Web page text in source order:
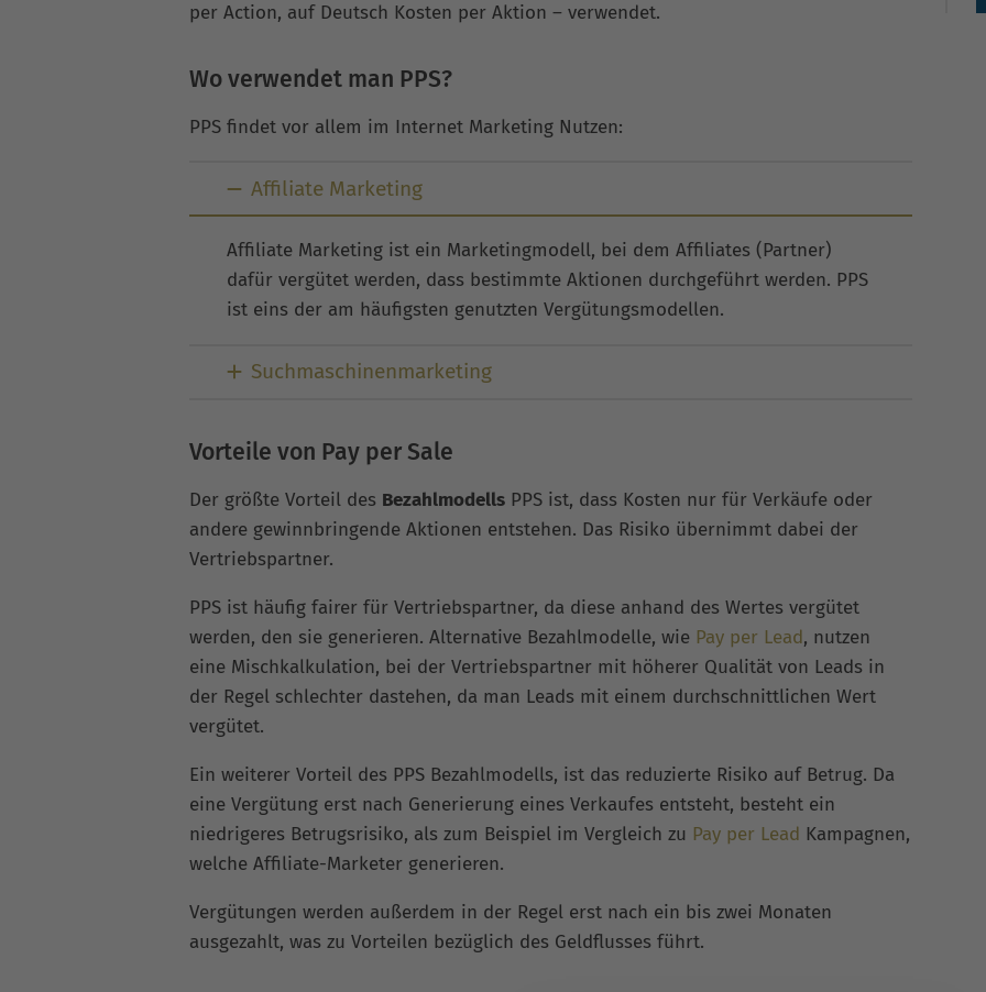
per Action, auf Deutsch Kosten per Aktion – verwendet.
Wo verwendet man PPS?
PPS findet vor allem im Internet Marketing Nutzen:
Affiliate Marketing
Affiliate Marketing ist ein Marketingmodell, bei dem Affiliates (Partner)
dafür vergütet werden, dass bestimmte Aktionen durchgeführt werden. PPS
ist eins der am häufigsten genutzten Vergütungsmodellen.
Suchmaschinenmarketing
Vorteile von Pay per Sale
Der größte Vorteil des Bezahlmodells PPS ist, dass Kosten nur für Verkäufe oder
andere gewinnbringende Aktionen entstehen. Das Risiko übernimmt dabei der
Vertriebspartner.
PPS ist häufig fairer für Vertriebspartner, da diese anhand des Wertes vergütet
werden, den sie generieren. Alternative Bezahlmodelle, wie Pay per Lead, nutzen
eine Mischkalkulation, bei der Vertriebspartner mit höherer Qualität von Leads in
der Regel schlechter dastehen, da man Leads mit einem durchschnittlichen Wert
vergütet.
Ein weiterer Vorteil des PPS Bezahlmodells, ist das reduzierte Risiko auf Betrug. Da
eine Vergütung erst nach Generierung eines Verkaufes entsteht, besteht ein
niedrigeres Betrugsrisiko, als zum Beispiel im Vergleich zu Pay per Lead Kampagnen,
welche Affiliate-Marketer generieren.
Vergütungen werden außerdem in der Regel erst nach ein bis zwei Monaten
ausgezahlt, was zu Vorteilen bezüglich des Geldflusses führt.